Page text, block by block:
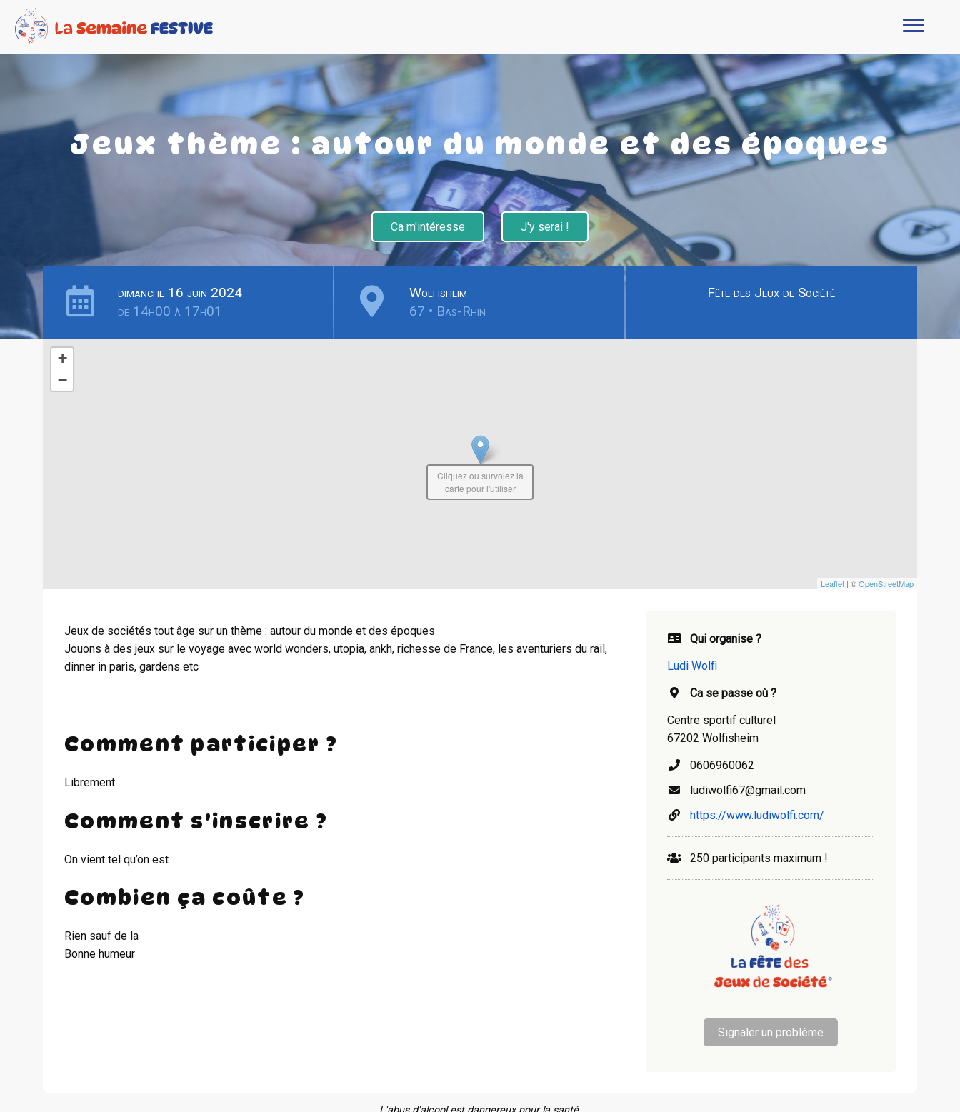
Jeux thème : autour du monde et des époques
Ca m'intéresse J'y serai !
dimanche 16 juin 2024
de 14h00 à 17h01
Wolfisheim
67 • Bas-Rhin
Fête des Jeux de Société
+
−
Leaflet | ©OpenStreetMap
Cliquez ou survolez la
carte pour l'utiliser
Jeux de sociétés tout âge sur un thème : autour du monde et des époques
Jouons à des jeux sur le voyage avec world wonders, utopia, ankh, richesse de France, les aventuriers du rail,
dinner in paris, gardens etc
Comment participer ?
Librement
Comment s'inscrire ?
On vient tel qu’on est
Combien ça coûte ?
Rien sauf de la
Bonne humeur
Qui organise ?
Ludi Wolfi
Ca se passe où ?
Centre sportif culturel
67202 Wolfisheim
0606960062
ludiwolfi67@gmail.com
https://www.ludiwolfi.com/
250 participants maximum !
Signaler un problème